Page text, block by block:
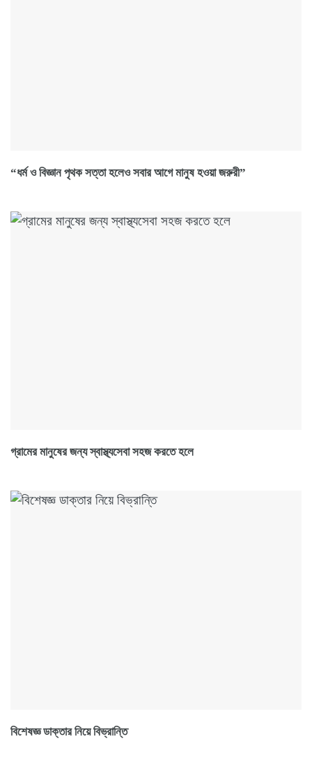
“ধর্ম ও বিজ্ঞান পৃথক সত্তা হলেও সবার আগে মানুষ হওয়া জরুরী”
গ্রামের মানুষের জন্য স্বাস্থ্যসেবা সহজ করতে হলে
বিশেষজ্ঞ ডাক্তার নিয়ে বিভ্রান্তি